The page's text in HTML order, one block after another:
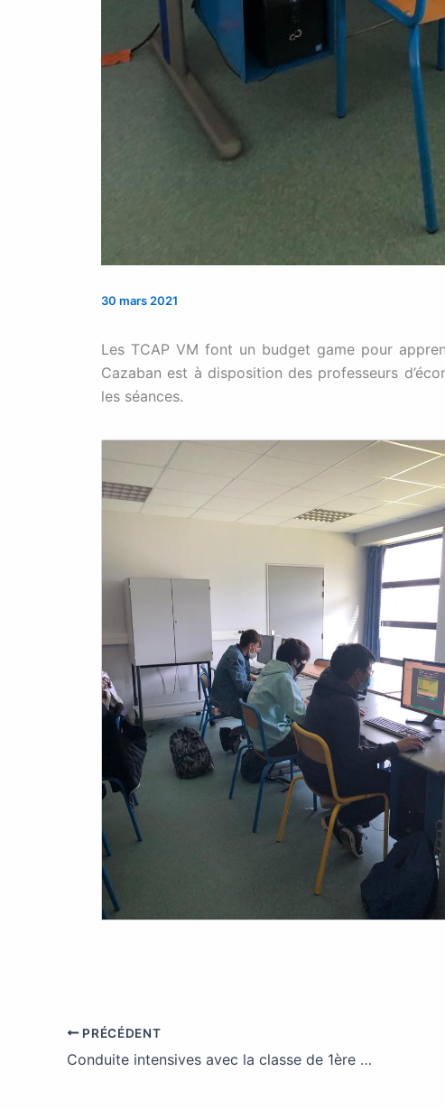
30 mars 2021
Les TCAP VM font un budget game pour
Cazaban est à disposition des professeurs
les séances.
PRÉCÉDENT
Conduite intensives avec la classe de 1ère CTRM